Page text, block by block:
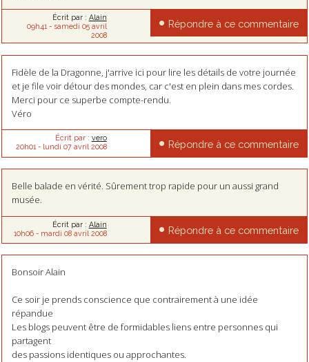
Écrit par : Alain
09h41 - samedi 05 avril
2008
Répondre à ce commentaire
Fidèle de la Dragonne, j'arrive ici pour lire les détails de votre journée
et je file voir détour des mondes, car c'est en plein dans mes cordes.
Merci pour ce superbe compte-rendu.
Véro
Écrit par : vero
20h01 - lundi 07 avril 2008 Répondre à ce commentaire
Belle balade en vérité. Sûrement trop rapide pour un aussi grand
musée.
Écrit par : Alain
10h06- mardi 08 avril 2008 Répondre à ce commentaire
Bonsoir Alain
Ce soir je prends conscience que contrairement à une idée
répandue
Les blogs peuvent être de formidables liens entre personnes qui
partagent
des passions identiques ou approchantes.